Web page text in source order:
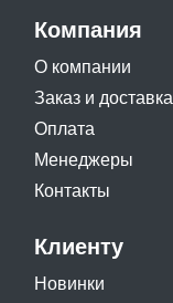
Компания
О компании
Заказ и доставка
Оплата
Менеджеры
Контакты
Клиенту
Новинки